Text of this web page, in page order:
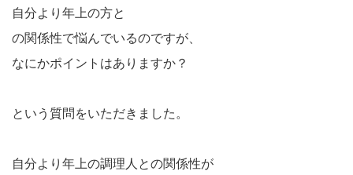
自分より年上の方と
の関係性で悩んでいるのですが、
なにかポイントはありますか？
という質問をいただきました。
自分より年上の調理人との関係性が